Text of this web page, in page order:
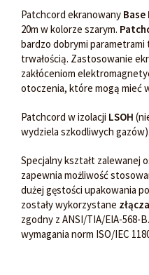
Patchcord ekranowany Base
20m w kolorze szarym.
bardzo dobrymi
trwałością. Zastosowanie
zakłóceniom
otoczenia, które mogą mieć
Patchcord w izolacji LSOH
wydziela szkodliwych gazów).
Specjalny kształt zalewanej
zapewnia możliwość
dużej gęstości upakowania
zostały wykorzystane złącza
zgodny z ANSI/TIA/EIA-568-
wymagania norm ISO/IEC